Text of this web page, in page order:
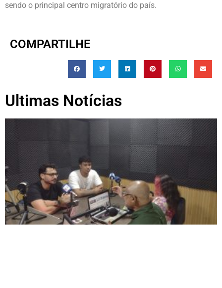
sendo o principal centro migratório do país.
COMPARTILHE
Ultimas Notícias